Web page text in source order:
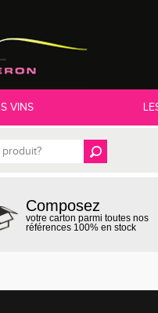
VINS
Composez
votre carton parmi toutes nos
références 100% en stock